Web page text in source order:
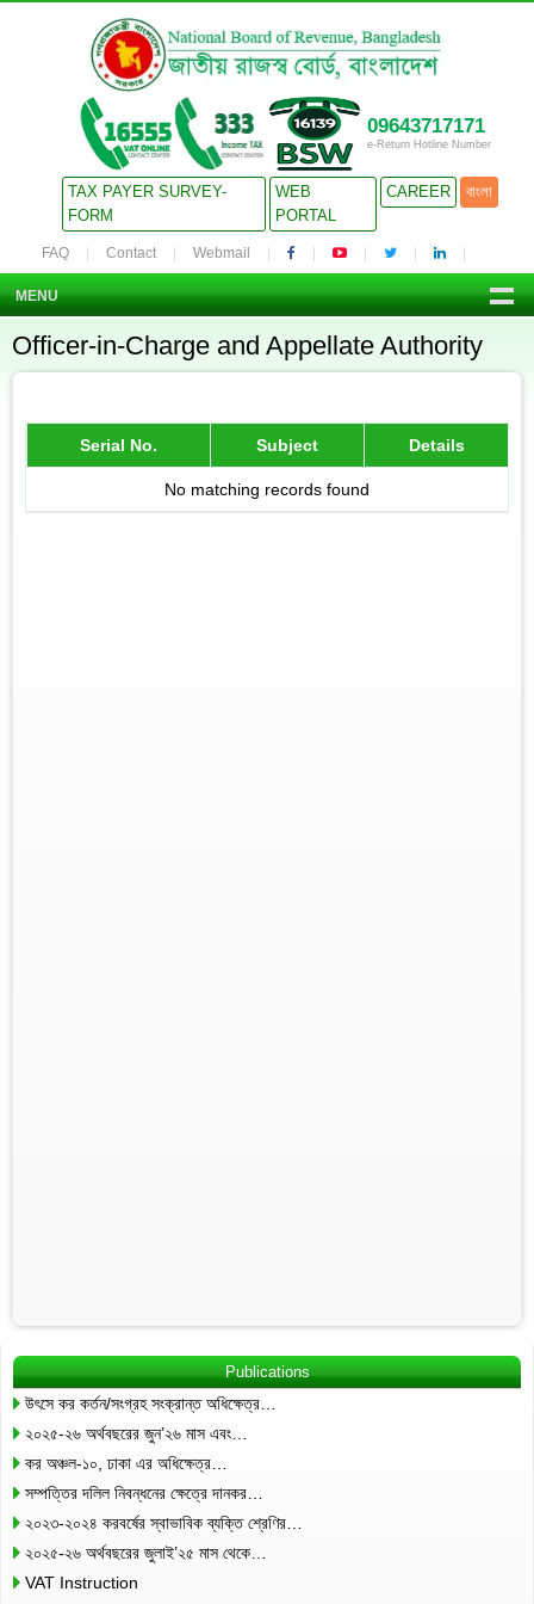
09643717171
e-Return Hotline Number
TAX PAYER SURVEY-
FORM
WEB
PORTAL
CAREER বাংলা
FAQ Contact Webmail
MENU
Officer-in-Charge and Appellate Authority
Serial No. Subject Details
No matching records found
Publications
উৎসে কর কর্তন/সংগ্রহ সংক্রান্ত অধিক্ষেত্র…
২০২৫-২৬ অর্থবছরের জুন’২৬ মাস এবং…
কর অঞ্চল-১০, ঢাকা এর অধিক্ষেত্র…
সম্পত্তির দলিল নিবন্ধনের ক্ষেত্রে দানকর…
২০২৩-২০২৪ করবর্ষের স্বাভাবিক ব্যক্তি শ্রেণির…
২০২৫-২৬ অর্থবছরের জুলাই’২৫ মাস থেকে…
VAT Instruction